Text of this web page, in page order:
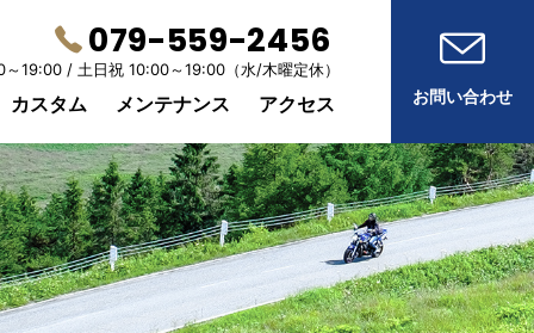
079-559-2456
～19:00 / 土日祝 10:00～19:00（水/木曜定休）
カスタム メンテナンス アクセス お問い合わせ